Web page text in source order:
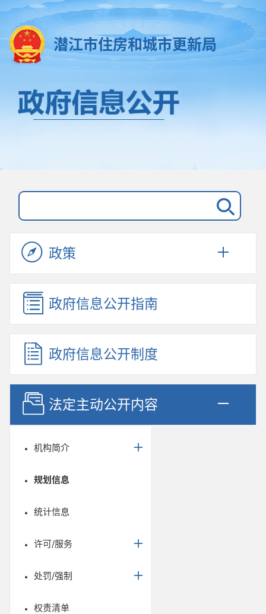
潜江市住房和城市更新局
政策
政府信息公开指南
政府信息公开制度
法定主动公开内容
机构简介
规划信息
统计信息
许可/服务
处罚/强制
权责清单